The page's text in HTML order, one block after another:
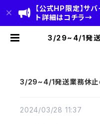
【公式HP限定】サ
ト詳細はコチラ→
3/29~4/1発送
3/29~4/1発送業務休止
2024/03/28 11:37